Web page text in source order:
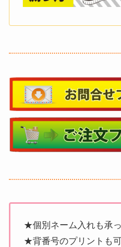
★個別ネーム入れも承っ
★背番号のプリントも